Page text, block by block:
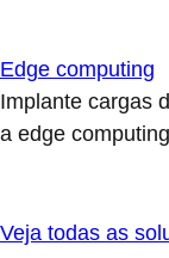
Edge computing
Implante cargas
a edge
Veja todas as